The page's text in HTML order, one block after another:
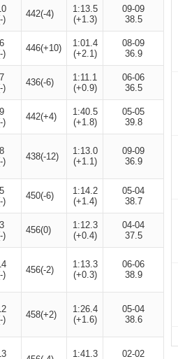
)
442(-4)
1:13.5
(+1.3)
09-09
38.5
6
)
446(+10)
1:01.4
(+2.1)
08-09
36.9
7
)
436(-6)
1:11.1
(+0.9)
06-06
36.5
9
)
442(+4)
1:40.5
(+1.8)
05-05
39.8
8
)
438(-12)
1:13.0
(+1.1)
09-09
36.9
5
)
450(-6)
1:14.2
(+1.4)
05-04
38.7
3
)
456(0)
1:12.3
(+0.4)
04-04
37.5
)
456(-2)
1:13.3
(+0.3)
06-06
38.9
)
458(+2)
1:26.4
(+1.6)
05-04
38.6
1:41.3
02-02